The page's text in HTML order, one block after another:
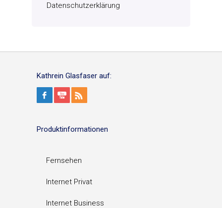
Datenschutzerklärung
Kathrein Glasfaser auf:
Produktinformationen
Fernsehen
Internet Privat
Internet Business